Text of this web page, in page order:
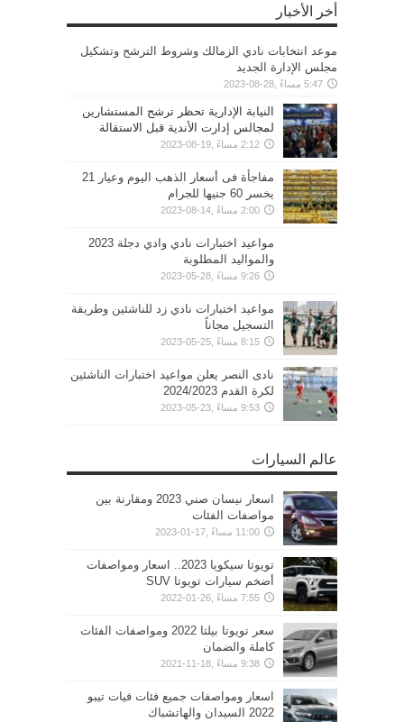
أخر الأخبار
موعد انتخابات نادي الزمالك وشروط الترشح وتشكيل
مجلس الإدارة الجديد
5:47 مساءً ,28-08-2023
النيابة الإدارية تحظر ترشح المستشارين
لمجالس إدارت الأندية قبل الاستقالة
2:12 مساءً ,19-08-2023
مفاجأة فى أسعار الذهب اليوم وعيار 21
يخسر 60 جنيها للجرام
2:00 مساءً ,14-08-2023
مواعيد اختبارات نادي وادي دجلة 2023
والمواليد المطلوبة
9:26 مساءً ,28-05-2023
مواعيد اختبارات نادي زد للناشئين وطريقة
التسجيل مجاناً
8:15 مساءً ,25-05-2023
نادى النصر يعلن مواعيد اختبارات الناشئين
لكرة القدم 2024/2023
9:53 مساءً ,23-05-2023
عالم السيارات
اسعار نيسان صني 2023 ومقارنة بين
مواصفات الفئات
11:00 مساءً ,17-01-2023
تويوتا سيكويا 2023.. اسعار ومواصفات
أضخم سيارات تويوتا SUV
7:55 مساءً ,26-01-2022
سعر تويوتا بيلتا 2022 ومواصفات الفئات
كاملة والضمان
9:38 مساءً ,18-11-2021
اسعار ومواصفات جميع فئات فيات تيبو
2022 السيدان والهاتشباك